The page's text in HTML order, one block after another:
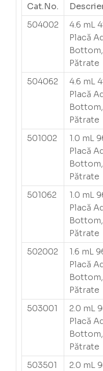
Cat.No.
504002
4.6 mL
Placă
Pătrate
504062
4.6 mL
Placă
Pătrate
501002
1.0 mL
Placă
Pătrate
501062
1.0 mL
Placă
Pătrate
502002
1.6 mL
Placă
Pătrate
503001
2.0 mL
Placă
Pătrate
503501
2.0 mL